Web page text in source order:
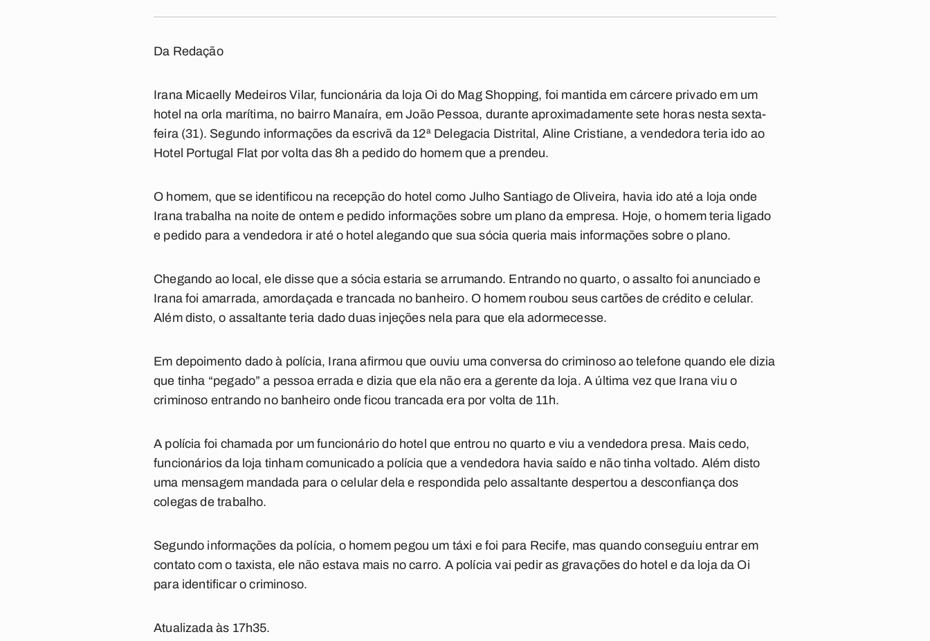
Da Redação
Irana Micaelly Medeiros Vilar, funcionária da loja Oi do Mag Shopping, foi mantida em cárcere privado em um
hotel na orla marítima, no bairro Manaíra, em João Pessoa, durante aproximadamente sete horas nesta sexta-
feira (31). Segundo informações da escrivã da 12ª Delegacia Distrital, Aline Cristiane, a vendedora teria ido ao
Hotel Portugal Flat por volta das 8h a pedido do homem que a prendeu.
O homem, que se identificou na recepção do hotel como Julho Santiago de Oliveira, havia ido até a loja onde
Irana trabalha na noite de ontem e pedido informações sobre um plano da empresa. Hoje, o homem teria ligado
e pedido para a vendedora ir até o hotel alegando que sua sócia queria mais informações sobre o plano.
Chegando ao local, ele disse que a sócia estaria se arrumando. Entrando no quarto, o assalto foi anunciado e
Irana foi amarrada, amordaçada e trancada no banheiro. O homem roubou seus cartões de crédito e celular.
Além disto, o assaltante teria dado duas injeções nela para que ela adormecesse.
Em depoimento dado à polícia, Irana afirmou que ouviu uma conversa do criminoso ao telefone quando ele dizia
que tinha “pegado” a pessoa errada e dizia que ela não era a gerente da loja. A última vez que Irana viu o
criminoso entrando no banheiro onde ficou trancada era por volta de 11h.
A polícia foi chamada por um funcionário do hotel que entrou no quarto e viu a vendedora presa. Mais cedo,
funcionários da loja tinham comunicado a polícia que a vendedora havia saído e não tinha voltado. Além disto
uma mensagem mandada para o celular dela e respondida pelo assaltante despertou a desconfiança dos
colegas de trabalho.
Segundo informações da polícia, o homem pegou um táxi e foi para Recife, mas quando conseguiu entrar em
contato com o taxista, ele não estava mais no carro. A polícia vai pedir as gravações do hotel e da loja da Oi
para identificar o criminoso.
Atualizada às 17h35.